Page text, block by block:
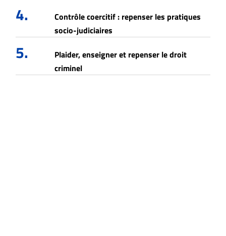
4.
Contrôle coercitif : repenser les pratiques
socio-judiciaires
5.
Plaider, enseigner et repenser le droit
criminel